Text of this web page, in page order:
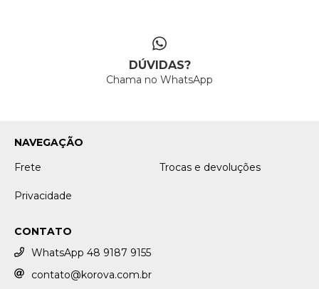
DÚVIDAS?
Chama no WhatsApp
NAVEGAÇÃO
Frete
Trocas e devoluções
Privacidade
CONTATO
WhatsApp 48 9187 9155
contato@korova.com.br